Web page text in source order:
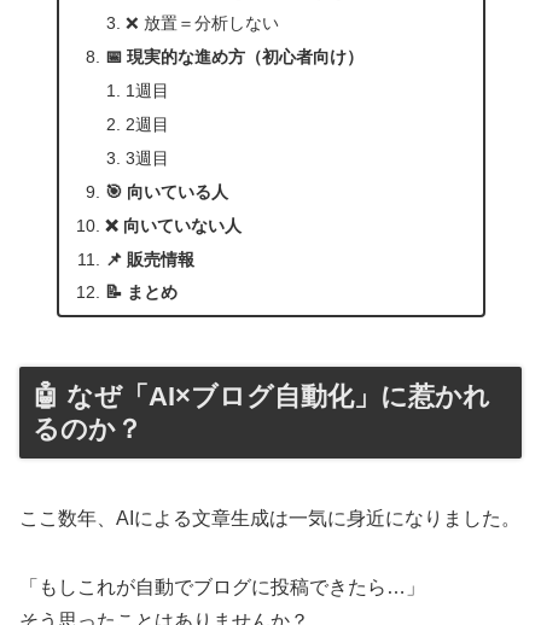
❌ 放置＝分析しない
📅 現実的な進め方（初心者向け）
1週目
2週目
3週目
🎯 向いている人
❌ 向いていない人
📌 販売情報
📝 まとめ
🤖 なぜ「AI×ブログ自動化」に惹かれ
るのか？
ここ数年、AIによる文章生成は一気に身近になりました。
「もしこれが自動でブログに投稿できたら…」
そう思ったことはありませんか？